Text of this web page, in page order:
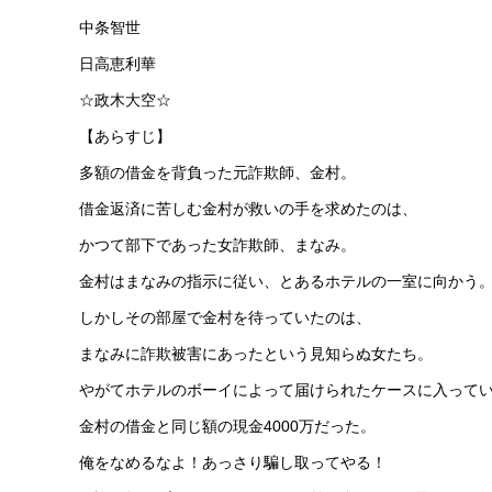
中条智世
日高恵利華
☆政木大空☆
【あらすじ】
多額の借金を背負った元詐欺師、金村。
借金返済に苦しむ金村が救いの手を求めたのは、
かつて部下であった女詐欺師、まなみ。
金村はまなみの指示に従い、とあるホテルの一室に向かう。
しかしその部屋で金村を待っていたのは、
まなみに詐欺被害にあったという見知らぬ女たち。
やがてホテルのボーイによって届けられたケースに入ってい
金村の借金と同じ額の現金4000万だった。
俺をなめるなよ！あっさり騙し取ってやる！